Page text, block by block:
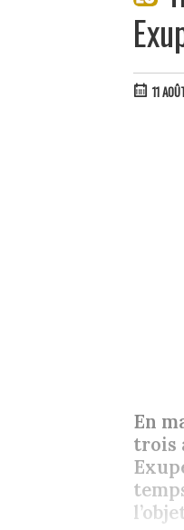
11
En
trois